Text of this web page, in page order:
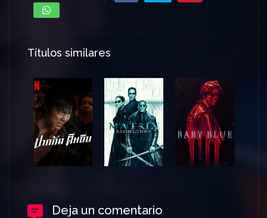
Títulos similares
Deja un comentario